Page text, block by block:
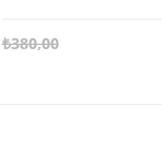
₺380,00